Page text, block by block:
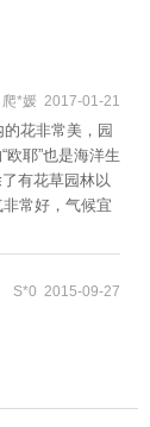
爬*媛 2017-01-21
花非常美，园
耶”也是海洋生
有花草园林以
常好，气候宜
S*0 2015-09-27